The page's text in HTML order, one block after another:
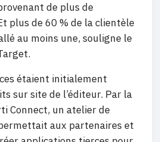
de plus de
plus de 60 % de la clientèle
au moins une, souligne le
étaient initialement
sur site de l’éditeur. Par la
Connect, un atelier de
aux partenaires et